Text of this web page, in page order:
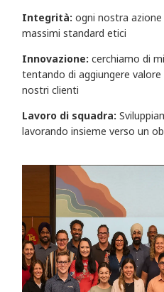
Integrità: ogni nostra
massimi standard etici
Innovazione: cerchiamo di
tentando di aggiungere
nostri clienti
Lavoro di squadra:
lavorando insieme verso un